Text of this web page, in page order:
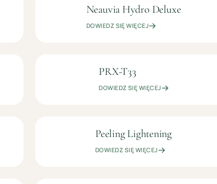
OD
ZŁ
KOSMETOLOGIA
Neauvia Hydro Deluxe
DOWIEDZ SIĘ WIĘCEJ
OD
ZŁ
PRX-T33
DOWIEDZ SIĘ WIĘCEJ
OD
349
ZŁ
KOSMETOLOGIA
PIELĘGNACYJNA
Peeling Lightening
DOWIEDZ SIĘ WIĘCEJ